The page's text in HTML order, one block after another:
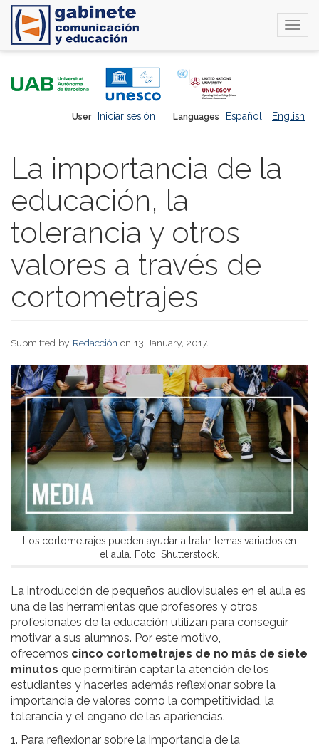
Languages Español English
User Iniciar sesión
La importancia de la
educación, la
tolerancia y otros
valores a través de
cortometrajes
Submitted by Redacción on 13 January, 2017.
Los cortometrajes pueden ayudar a tratar temas variados en
el aula. Foto: Shutterstock.
La introducción de pequeños audiovisuales en el aula es
una de las herramientas que profesores y otros
profesionales de la educación utilizan para conseguir
motivar a sus alumnos. Por este motivo,
ofrecemos cinco cortometrajes de no más de siete
minutos que permitirán captar la atención de los
estudiantes y hacerles además reflexionar sobre la
importancia de valores como la competitividad, la
tolerancia y el engaño de las apariencias.
1. Para reflexionar sobre la importancia de la